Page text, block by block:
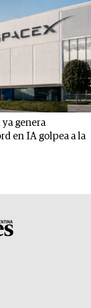
genera
en IA golpea a la